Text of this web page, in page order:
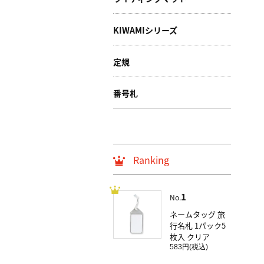
KIWAMIシリーズ
定規
番号札
Ranking
No.1
ネームタッグ 旅
行名札 1パック5
枚入 クリア
583円(税込)